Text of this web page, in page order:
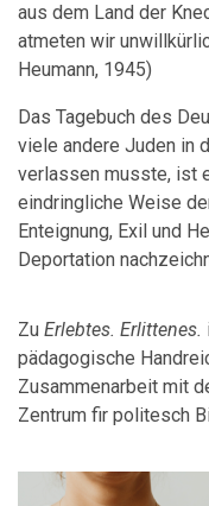
aus dem Land der
atmeten wir
Heumann, 1945)
Das Tagebuch des
viele andere Juden in
verlassen musste, ist
eindringliche Weise
Enteignung, Exil und
Deportation
Zu Erlebtes. Erlittenes.
pädagogische
Zusammenarbeit mit
Zentrum fir politesch